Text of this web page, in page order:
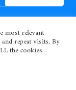
most relevant
repeat visits. By
the cookies.